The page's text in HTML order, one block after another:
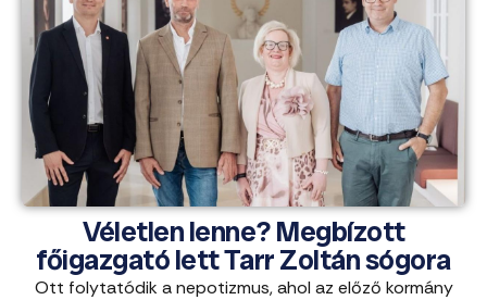
Véletlen lenne? Megbízott
főigazgató lett Tarr Zoltán sógora
Ott folytatódik a nepotizmus, ahol az előző kormány